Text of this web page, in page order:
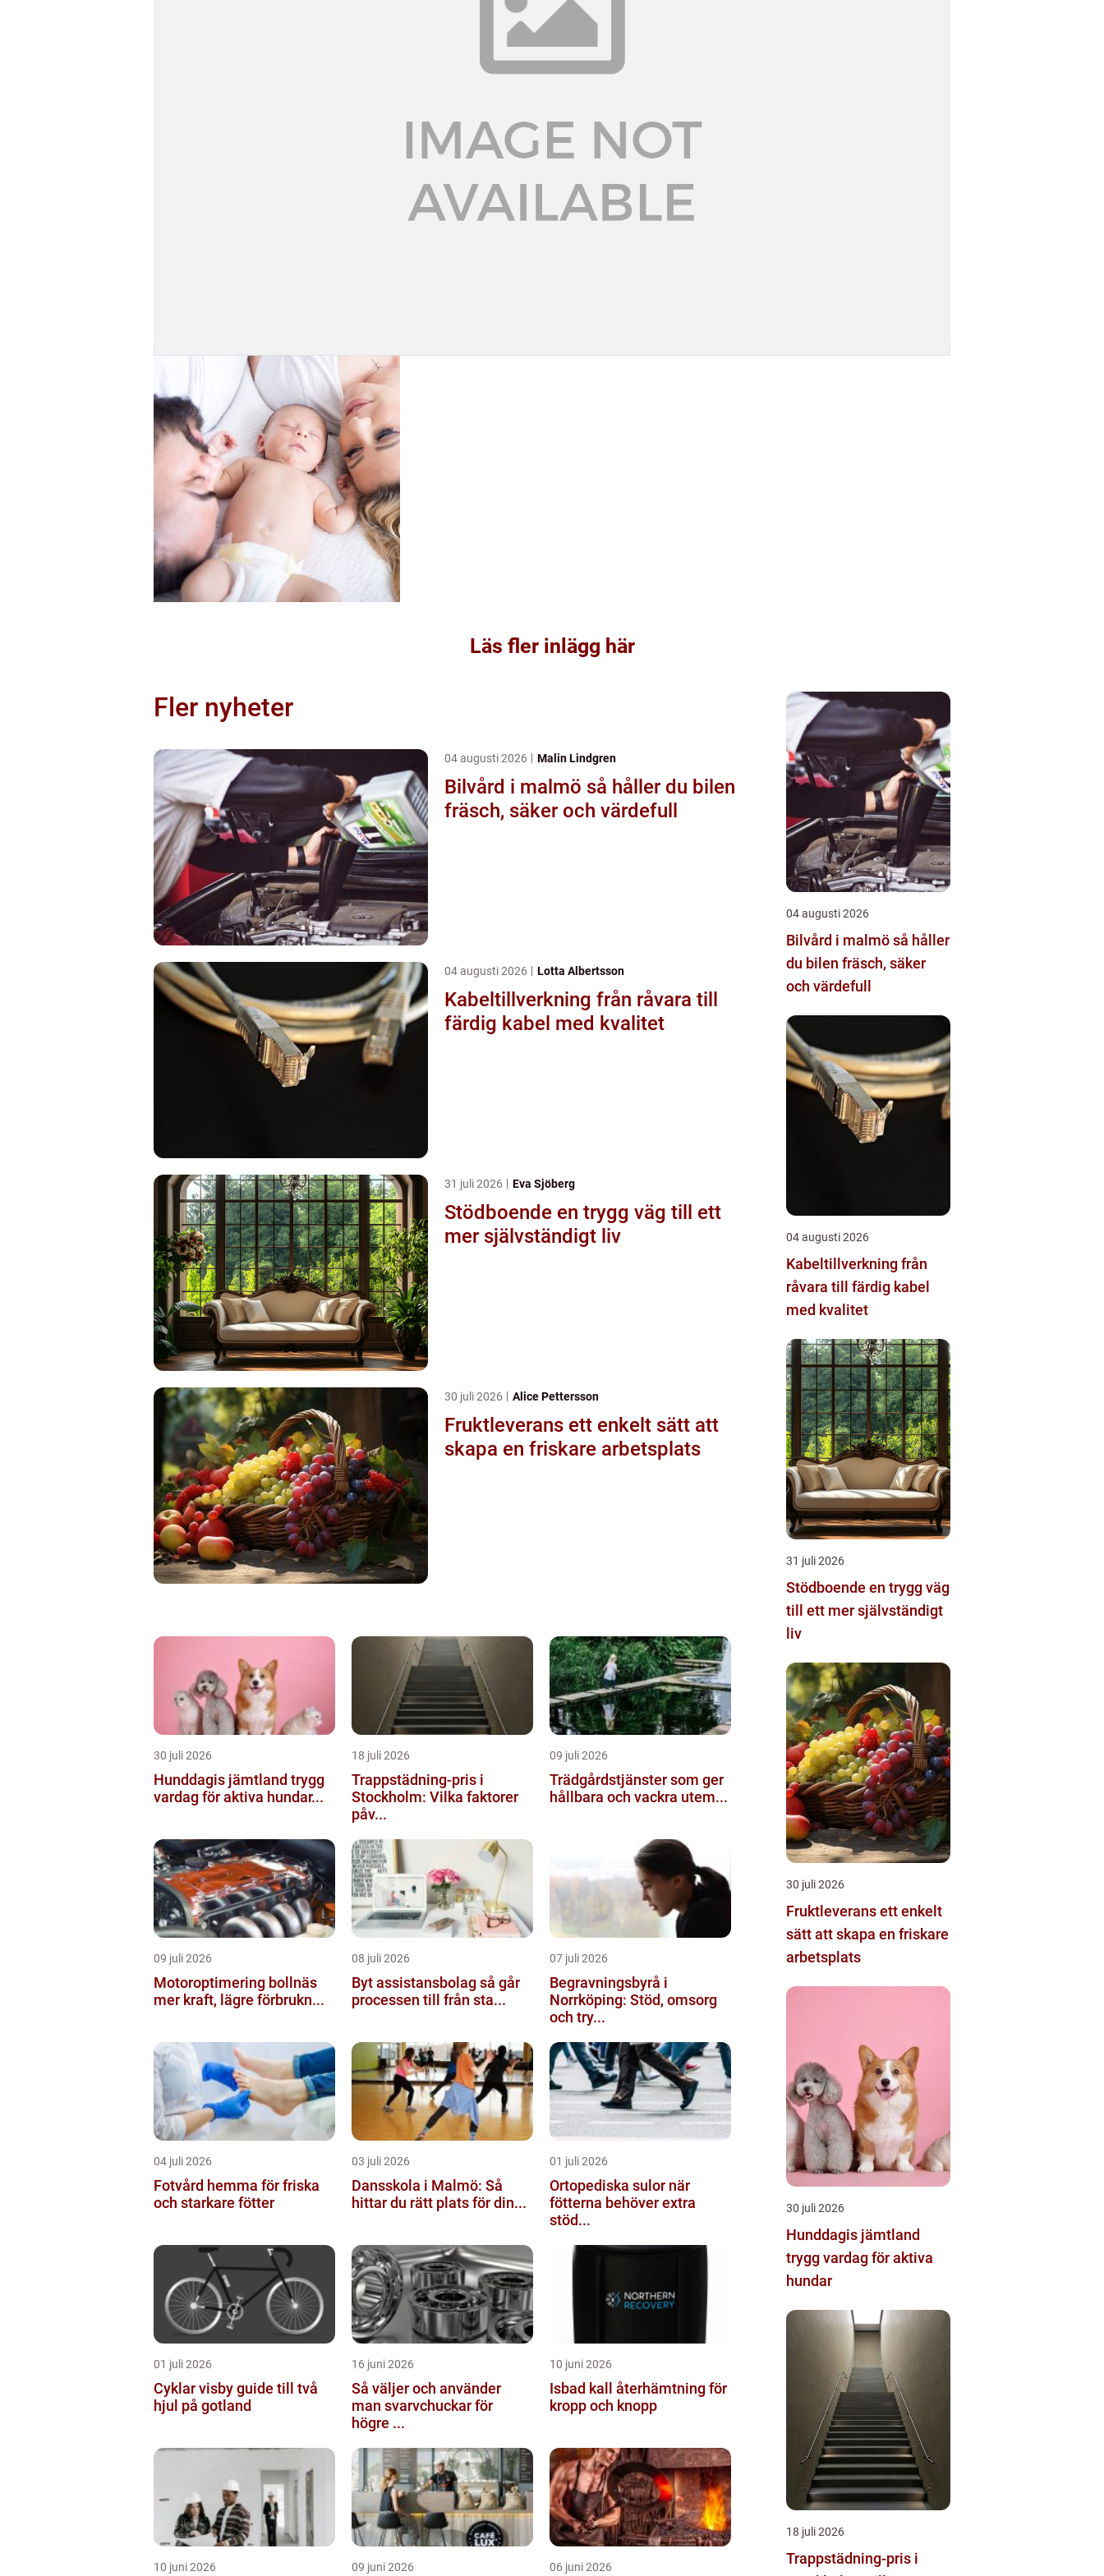
Läs fler inlägg här
Fler nyheter
04 augusti 2026 Malin Lindgren
Bilvård i malmö så håller du bilen
fräsch, säker och värdefull
04 augusti 2026 Lotta Albertsson
Kabeltillverkning från råvara till
färdig kabel med kvalitet
31 juli 2026 Eva Sjöberg
Stödboende en trygg väg till ett
mer självständigt liv
30 juli 2026 Alice Pettersson
Fruktleverans ett enkelt sätt att
skapa en friskare arbetsplats
30 juli 2026
Hunddagis jämtland trygg
vardag för aktiva hundar...
18 juli 2026
Trappstädning-pris i
Stockholm: Vilka faktorer
påv...
09 juli 2026
Trädgårdstjänster som ger
hållbara och vackra utem...
09 juli 2026
Motoroptimering bollnäs
mer kraft, lägre förbrukn...
08 juli 2026
Byt assistansbolag så går
processen till från sta...
07 juli 2026
Begravningsbyrå i
Norrköping: Stöd, omsorg
och try...
04 juli 2026
Fotvård hemma för friska
och starkare fötter
03 juli 2026
Dansskola i Malmö: Så
hittar du rätt plats för din...
01 juli 2026
Ortopediska sulor när
fötterna behöver extra
stöd...
01 juli 2026
Cyklar visby guide till två
hjul på gotland
16 juni 2026
Så väljer och använder
man svarvchuckar för
högre ...
10 juni 2026
Isbad kall återhämtning för
kropp och knopp
10 juni 2026 09 juni 2026 06 juni 2026
04 augusti 2026
Bilvård i malmö så håller
du bilen fräsch, säker
och värdefull
04 augusti 2026
Kabeltillverkning från
råvara till färdig kabel
med kvalitet
31 juli 2026
Stödboende en trygg väg
till ett mer självständigt
liv
30 juli 2026
Fruktleverans ett enkelt
sätt att skapa en friskare
arbetsplats
30 juli 2026
Hunddagis jämtland
trygg vardag för aktiva
hundar
18 juli 2026
Trappstädning-pris i